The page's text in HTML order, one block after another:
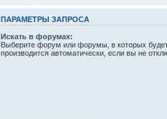
ПАРАМЕТРЫ ЗАПРОСА
Искать в форумах:
Выберите форум или форумы, в которых
производится автоматически, если вы не